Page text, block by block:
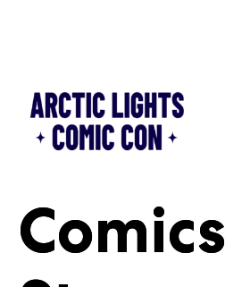
Comics
Comics